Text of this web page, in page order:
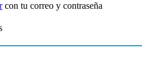
con tu correo y contraseña